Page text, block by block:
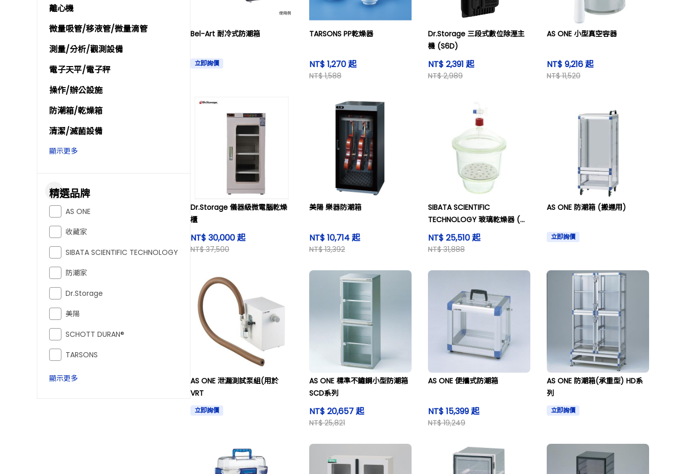
離心機
微量吸管/移液管/微量滴管
測量/分析/觀測設備
電子天平/電子秤
操作/辦公設施
防潮箱/乾燥箱
清潔/滅菌設備
顯示更多
精選品牌
AS ONE
收藏家
SIBATA SCIENTIFIC TECHNOLOGY
防潮家
Dr.Storage
美陽
SCHOTT DURAN®
TARSONS
顯示更多
Bel-Art 耐冷式防潮箱
立即詢價
TARSONS PP乾燥器
NT$ 1,270 起
NT$ 1,588
Dr.Storage 三段式數位除溼主
機 (S6D)
NT$ 2,391 起
NT$ 2,989
AS ONE 小型真空容器
NT$ 9,216 起
NT$ 11,520
Dr.Storage 儀器級微電腦乾燥
櫃
NT$ 30,000 起
NT$ 37,500
美陽 樂器防潮箱
NT$ 10,714 起
NT$ 13,392
SIBATA SCIENTIFIC
TECHNOLOGY 玻璃乾燥器 (上
螺紋口\/側口)
NT$ 25,510 起
NT$ 31,888
AS ONE 防潮箱 (搬運用)
立即詢價
AS ONE 泄漏測試泵組(用於
VRT
立即詢價
AS ONE 標準不鏽鋼小型防潮箱
SCD系列
NT$ 20,657 起
NT$ 25,821
AS ONE 便攜式防潮箱
NT$ 15,399 起
NT$ 19,249
AS ONE 防潮箱(承重型) HD系
列
立即詢價